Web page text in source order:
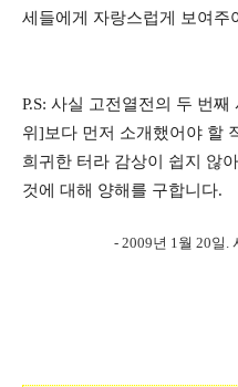
세들에게 자랑스럽게 보여주
P.S: 사실 고전열전의 두 번
위]보다 먼저 소개했어야 할
희귀한 터라 감상이 쉽지 않
것에 대해 양해를 구합니다.
- 2009년 1월 20일.